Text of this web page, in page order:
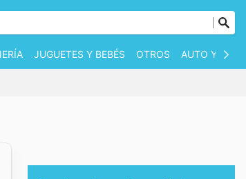
JUGUETES Y BEBÉS OTROS AUTO Y